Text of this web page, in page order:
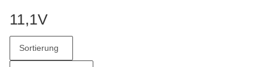
11,1V
Sortierung